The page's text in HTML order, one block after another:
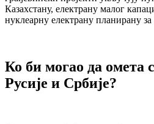
Казахстану, електрану малог
нуклеарну електрану планирану
Ко би могао да омета
Русије и Србије?